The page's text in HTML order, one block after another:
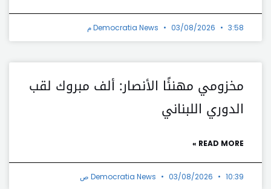
Democratia News 03/08/2026 3:58 م
مخزومي مهنئًا الأنصار: ألف مبروك لقب
الدوري اللبناني
READ MORE »
Democratia News 03/08/2026 10:39 ص